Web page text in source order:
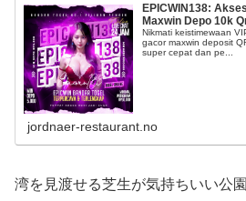
EPICWIN138:
Maxwin Depo 10k
Nikmati keistimewaan
gacor maxwin deposit
super cepat dan pe...
jordnaer-restaurant.no
湾を見渡せる芝生が気持ちいい公